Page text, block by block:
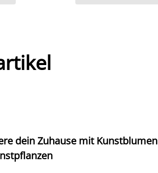
dein Zuhause mit Kunstblumen